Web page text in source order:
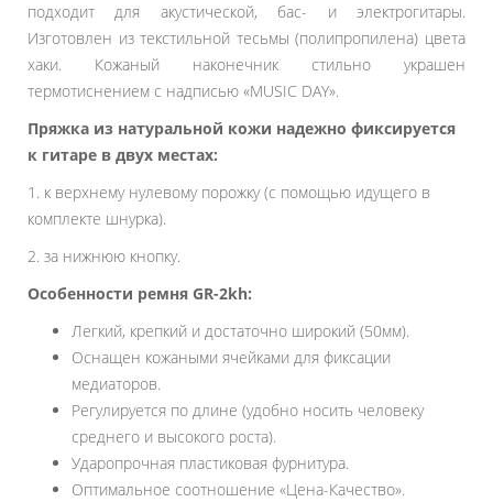
подходит для акустической, бас- и электрогитары.
Изготовлен из текстильной тесьмы (полипропилена) цвета
хаки. Кожаный наконечник стильно украшен
термотиснением с надписью «MUSIC DAY».
Пряжка из натуральной кожи надежно фиксируется
к гитаре в двух местах:
1. к верхнему нулевому порожку (с помощью идущего в
комплекте шнурка).
2. за нижнюю кнопку.
Особенности ремня GR-2kh:
Легкий, крепкий и достаточно широкий (50мм).
Оснащен кожаными ячейками для фиксации
медиаторов.
Регулируется по длине (удобно носить человеку
среднего и высокого роста).
Ударопрочная пластиковая фурнитура.
Оптимальное соотношение «Цена-Качество».